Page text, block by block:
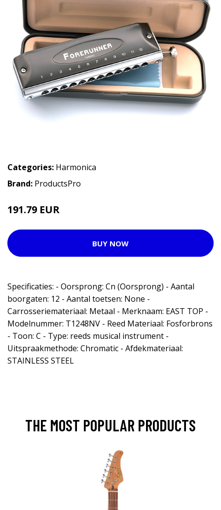
Categories: Harmonica
Brand: ProductsPro
191.79 EUR
BUY NOW
Specificaties: - Oorsprong: Cn (Oorsprong) - Aantal
boorgaten: 12 - Aantal toetsen: None -
Carrosseriemateriaal: Metaal - Merknaam: EAST TOP -
Modelnummer: T1248NV - Reed Materiaal: Fosforbrons
- Toon: C - Type: reeds musical instrument -
Uitspraakmethode: Chromatic - Afdekmateriaal:
STAINLESS STEEL
THE MOST POPULAR PRODUCTS